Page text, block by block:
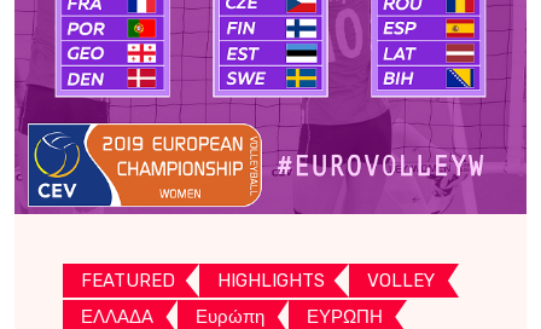
FEATURED HIGHLIGHTS
VOLLEY
ΕΛΛΑΔΑ
Ευρώπη ΕΥΡΩΠΗ